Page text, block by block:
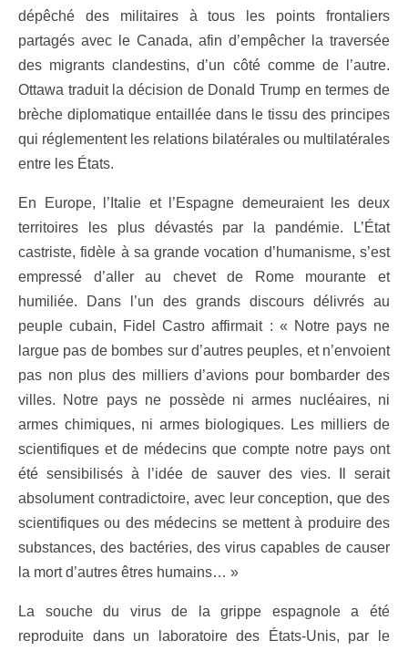
dépêché des militaires à tous les points frontaliers
partagés avec le Canada, afin d’empêcher la traversée
des migrants clandestins, d’un côté comme de l’autre.
Ottawa traduit la décision de Donald Trump en termes de
brèche diplomatique entaillée dans le tissu des principes
qui réglementent les relations bilatérales ou multilatérales
entre les États.
En Europe, l’Italie et l’Espagne demeuraient les deux
territoires les plus dévastés par la pandémie. L’État
castriste, fidèle à sa grande vocation d’humanisme, s’est
empressé d’aller au chevet de Rome mourante et
humiliée. Dans l’un des grands discours délivrés au
peuple cubain, Fidel Castro affirmait : « Notre pays ne
largue pas de bombes sur d’autres peuples, et n’envoient
pas non plus des milliers d’avions pour bombarder des
villes. Notre pays ne possède ni armes nucléaires, ni
armes chimiques, ni armes biologiques. Les milliers de
scientifiques et de médecins que compte notre pays ont
été sensibilisés à l’idée de sauver des vies. Il serait
absolument contradictoire, avec leur conception, que des
scientifiques ou des médecins se mettent à produire des
substances, des bactéries, des virus capables de causer
la mort d’autres êtres humains… »
La souche du virus de la grippe espagnole a été
reproduite dans un laboratoire des États-Unis, par le